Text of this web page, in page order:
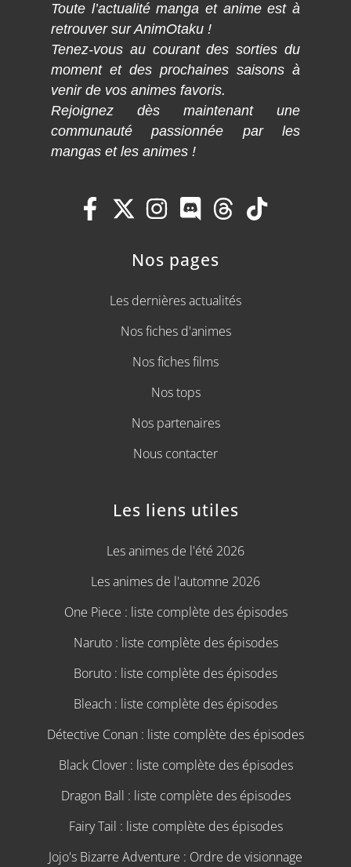
Toute l’actualité manga et anime est à
retrouver sur AnimOtaku !
Tenez-vous au courant des sorties du
moment et des prochaines saisons à
venir de vos animes favoris.
Rejoignez dès maintenant une
communauté passionnée par les
mangas et les animes !
Nos pages
Les dernières actualités
Nos fiches d'animes
Nos fiches films
Nos tops
Nos partenaires
Nous contacter
Les liens utiles
Les animes de l'été 2026
Les animes de l'automne 2026
One Piece : liste complète des épisodes
Naruto : liste complète des épisodes
Boruto : liste complète des épisodes
Bleach : liste complète des épisodes
Détective Conan : liste complète des épisodes
Black Clover : liste complète des épisodes
Dragon Ball : liste complète des épisodes
Fairy Tail : liste complète des épisodes
Jojo's Bizarre Adventure : Ordre de visionnage